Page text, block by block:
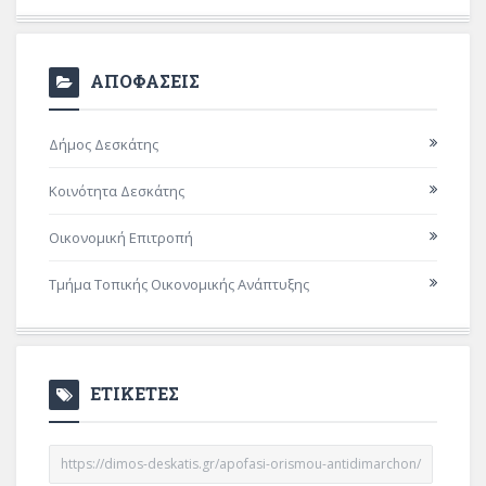
ΑΠΟΦΑΣΕΙΣ
Δήμος Δεσκάτης
Κοινότητα Δεσκάτης
Οικονομική Επιτροπή
Τμήμα Τοπικής Οικονομικής Ανάπτυξης
ΕΤΙΚΕΤΕΣ
https://dimos-deskatis.gr/apofasi-orismou-antidimarchon/